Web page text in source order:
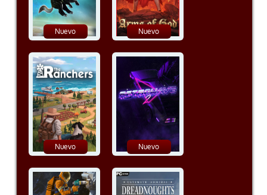
Nuevo Nuevo
Nuevo Nuevo